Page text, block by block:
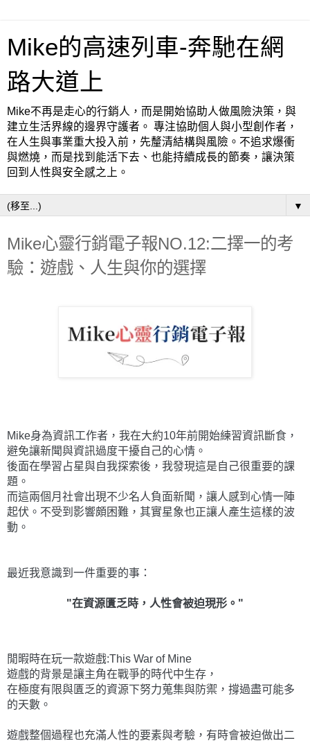
Mike的高速列車-奔馳在網
路大道上
Mike不再是走心的行銷人，而是開始協助人做風險決策，與
建立生活界線的邊界守護者。 專注協助個人與小型創作者，
在人生與事業重大投入前，先釐清結構與風險。不追求爆衝
與燃燒，而是找到能活下去、也能持續成長的節奏，讓決策
回到人性與安全感之上。
▼
Mike心靈行銷電子報NO.12:二擇一的考
驗：遊戲、人生與你的選擇
Mike身為資訊工作者，我在大約10年前開始練習資訊斷食，
避免讓新聞與資訊過度干擾自己的心情。
後面在學習占星與自我探索後，我發現這是自己很重要的課
題。
而這兩個月社會出現不少名人負面新聞，讓人感到心情一陣
起伏。不受到影響頗困難，其實星象也正讓人產生這樣的波
動。
最近我意識到一件重要的事：
"在資源匱乏時，人性會被迫現形。"
閒暇時在玩一款遊戲:This War of Mine
遊戲的背景是讓主角在戰爭的時代中生存，
在極度有限與匱乏的資源下努力蒐集與防禦，撐過盡可能多
的天數。
遊戲整個過程也充滿人性的要素與考驗，有時會被迫做出二